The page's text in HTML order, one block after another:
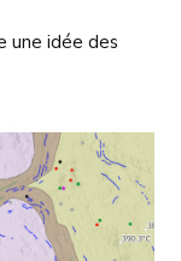
une idée des